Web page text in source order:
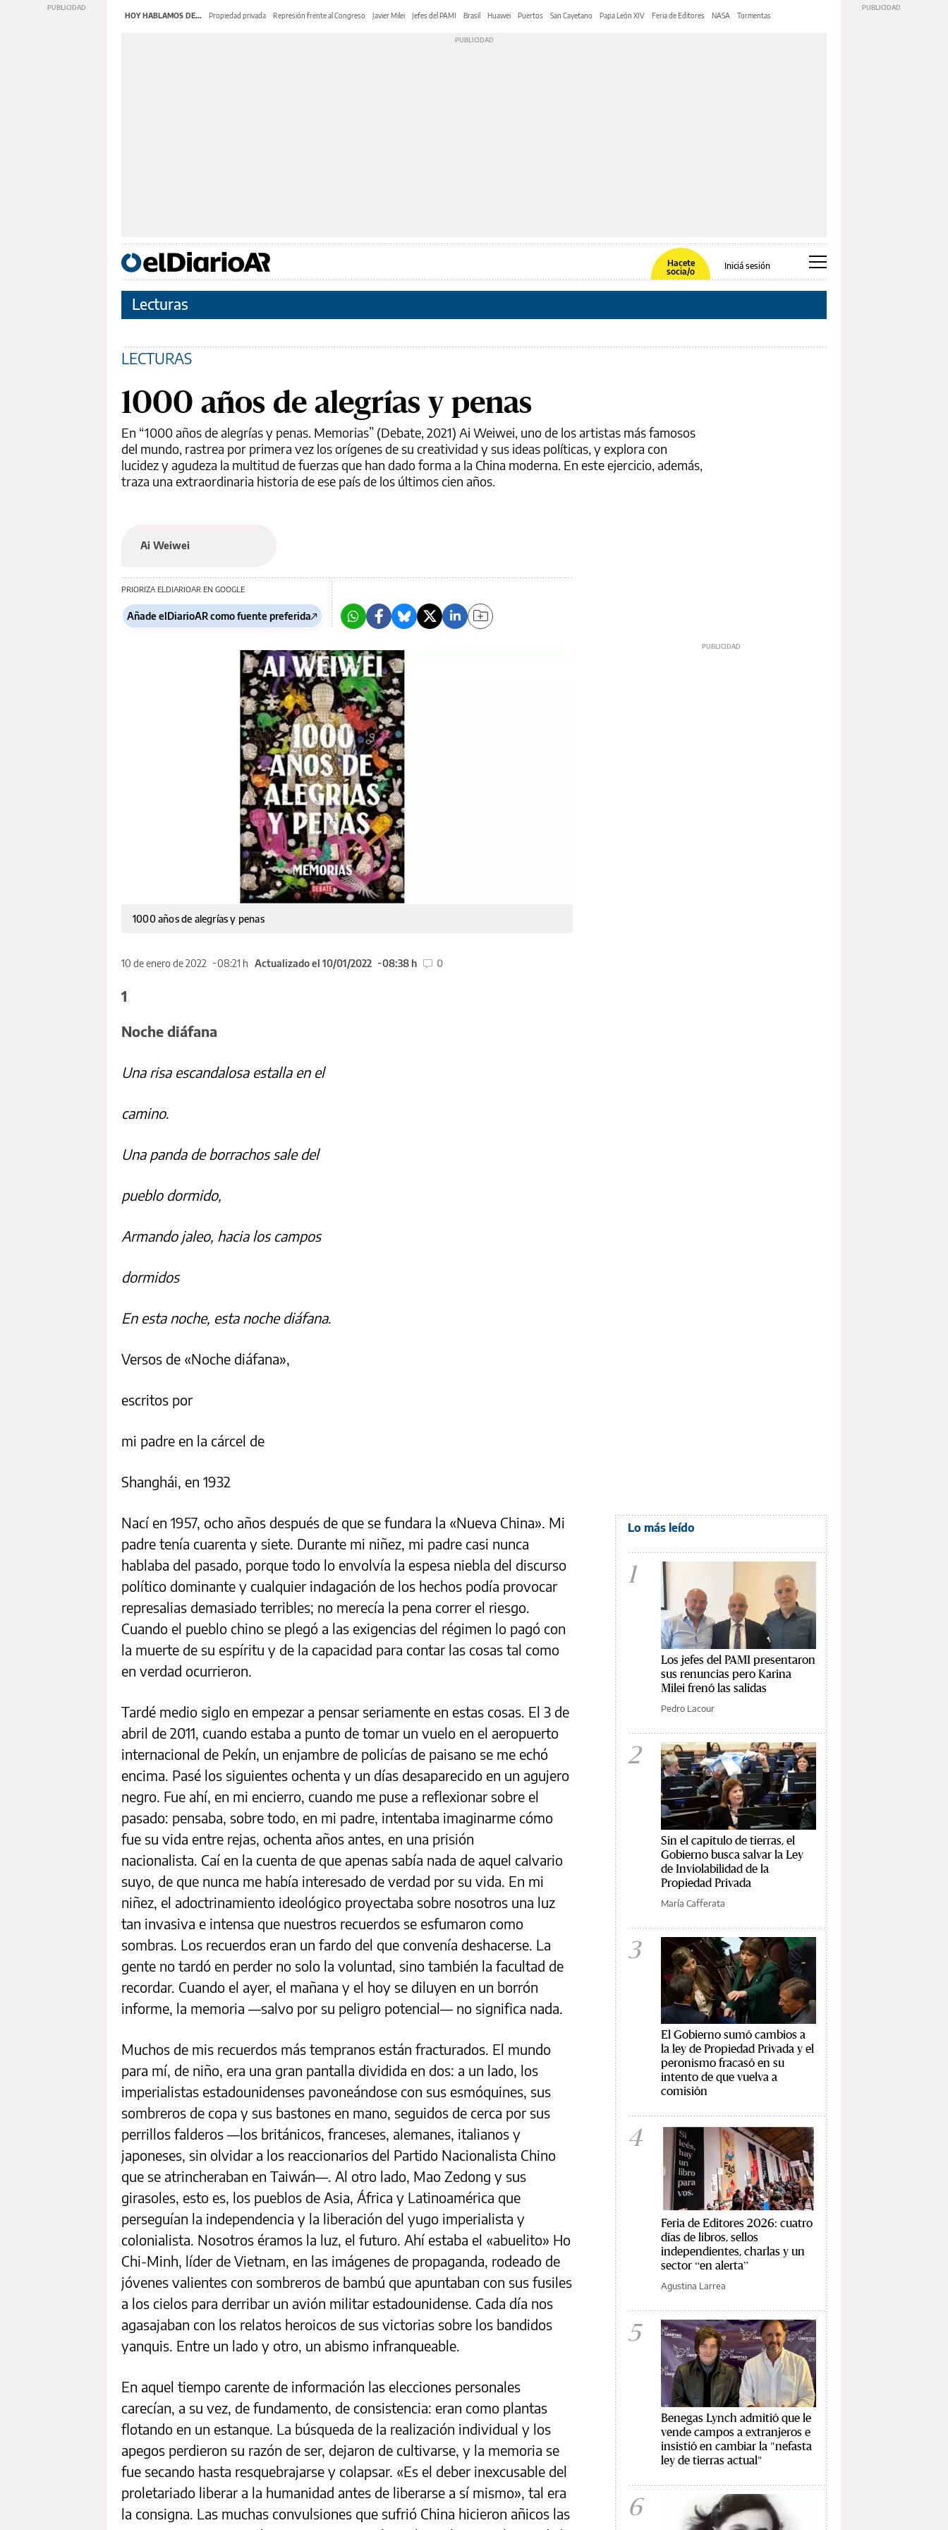
HOY HABLAMOS DE... Propiedad privada Represión frente al Congreso Javier Milei Jefes del PAMI Brasil Huawei Puertos San Cayetano Papa León XIV Feria de Editores NASA Tormentas
Hacete
socia/o
Iniciá sesión
Lecturas
LECTURAS
1000 años de alegrías y penas
En “1000 años de alegrías y penas. Memorias” (Debate, 2021) Ai Weiwei, uno de los artistas más famosos
del mundo, rastrea por primera vez los orígenes de su creatividad y sus ideas políticas, y explora con
lucidez y agudeza la multitud de fuerzas que han dado forma a la China moderna. En este ejercicio, además,
traza una extraordinaria historia de ese país de los últimos cien años.
Ai Weiwei
PRIORIZA ELDIARIOAR EN GOOGLE
Añade elDiarioAR como fuente preferida
1000 años de alegrías y penas
10 de enero de 2022 08:21 h Actualizado el 10/01/2022 08:38 h 0
1
Noche diáfana
Una risa escandalosa estalla en el
camino.
Una panda de borrachos sale del
pueblo dormido,
Armando jaleo, hacia los campos
dormidos
En esta noche, esta noche diáfana.
Versos de «Noche diáfana»,
escritos por
mi padre en la cárcel de
Shanghái, en 1932
Nací en 1957, ocho años después de que se fundara la «Nueva China». Mi
padre tenía cuarenta y siete. Durante mi niñez, mi padre casi nunca
hablaba del pasado, porque todo lo envolvía la espesa niebla del discurso
político dominante y cualquier indagación de los hechos podía provocar
represalias demasiado terribles; no merecía la pena correr el riesgo.
Cuando el pueblo chino se plegó a las exigencias del régimen lo pagó con
la muerte de su espíritu y de la capacidad para contar las cosas tal como
en verdad ocurrieron.
Tardé medio siglo en empezar a pensar seriamente en estas cosas. El 3 de
abril de 2011, cuando estaba a punto de tomar un vuelo en el aeropuerto
internacional de Pekín, un enjambre de policías de paisano se me echó
encima. Pasé los siguientes ochenta y un días desaparecido en un agujero
negro. Fue ahí, en mi encierro, cuando me puse a reflexionar sobre el
pasado: pensaba, sobre todo, en mi padre, intentaba imaginarme cómo
fue su vida entre rejas, ochenta años antes, en una prisión
nacionalista. Caí en la cuenta de que apenas sabía nada de aquel calvario
suyo, de que nunca me había interesado de verdad por su vida. En mi
niñez, el adoctrinamiento ideológico proyectaba sobre nosotros una luz
tan invasiva e intensa que nuestros recuerdos se esfumaron como
sombras. Los recuerdos eran un fardo del que convenía deshacerse. La
gente no tardó en perder no solo la voluntad, sino también la facultad de
recordar. Cuando el ayer, el mañana y el hoy se diluyen en un borrón
informe, la memoria —salvo por su peligro potencial— no significa nada.
Muchos de mis recuerdos más tempranos están fracturados. El mundo
para mí, de niño, era una gran pantalla dividida en dos: a un lado, los
imperialistas estadounidenses pavoneándose con sus esmóquines, sus
sombreros de copa y sus bastones en mano, seguidos de cerca por sus
perrillos falderos —los británicos, franceses, alemanes, italianos y
japoneses, sin olvidar a los reaccionarios del Partido Nacionalista Chino
que se atrincheraban en Taiwán—. Al otro lado, Mao Zedong y sus
girasoles, esto es, los pueblos de Asia, África y Latinoamérica que
perseguían la independencia y la liberación del yugo imperialista y
colonialista. Nosotros éramos la luz, el futuro. Ahí estaba el «abuelito» Ho
Chi-Minh, líder de Vietnam, en las imágenes de propaganda, rodeado de
jóvenes valientes con sombreros de bambú que apuntaban con sus fusiles
a los cielos para derribar un avión militar estadounidense. Cada día nos
agasajaban con los relatos heroicos de sus victorias sobre los bandidos
yanquis. Entre un lado y otro, un abismo infranqueable.
En aquel tiempo carente de información las elecciones personales
carecían, a su vez, de fundamento, de consistencia: eran como plantas
flotando en un estanque. La búsqueda de la realización individual y los
apegos perdieron su razón de ser, dejaron de cultivarse, y la memoria se
fue secando hasta resquebrajarse y colapsar. «Es el deber inexcusable del
proletariado liberar a la humanidad antes de liberarse a sí mismo», tal era
la consigna. Las muchas convulsiones que sufrió China hicieron añicos las
Lo más leído
1
Los jefes del PAMI presentaron
sus renuncias pero Karina
Milei frenó las salidas
Pedro Lacour
2
Sin el capítulo de tierras, el
Gobierno busca salvar la Ley
de Inviolabilidad de la
Propiedad Privada
María Cafferata
3
El Gobierno sumó cambios a
la ley de Propiedad Privada y el
peronismo fracasó en su
intento de que vuelva a
comisión
4
Feria de Editores 2026: cuatro
días de libros, sellos
independientes, charlas y un
sector “en alerta”
Agustina Larrea
5
Benegas Lynch admitió que le
vende campos a extranjeros e
insistió en cambiar la "nefasta
ley de tierras actual"
6